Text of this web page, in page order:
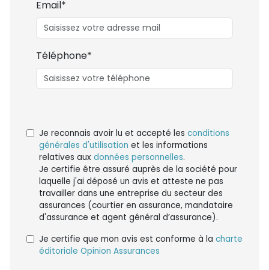
Email*
Téléphone*
Je reconnais avoir lu et accepté les conditions
générales d'utilisation et les informations
relatives aux données personnelles.
Je certifie être assuré auprès de la société pour
laquelle j'ai déposé un avis et atteste ne pas
travailler dans une entreprise du secteur des
assurances (courtier en assurance, mandataire
d'assurance et agent général d’assurance).
Je certifie que mon avis est conforme à la charte
éditoriale Opinion Assurances